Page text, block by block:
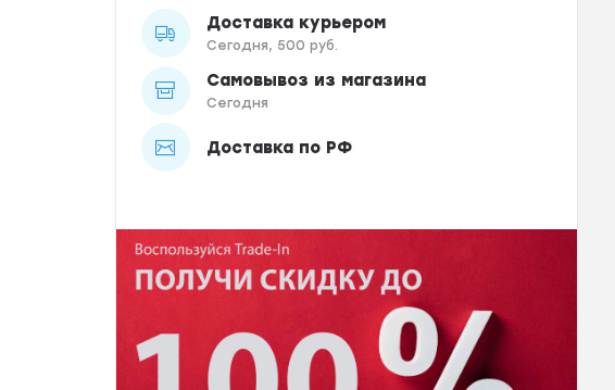
Доставка курьером
Сегодня, 500 руб.
Самовывоз из магазина
Сегодня
Доставка по РФ